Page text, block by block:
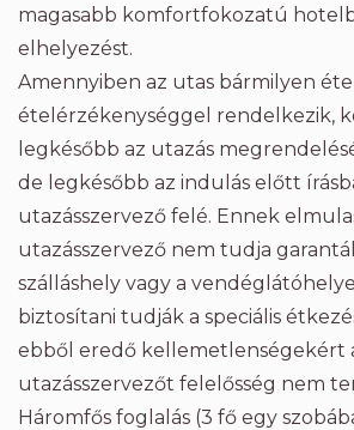
magasabb komfortfokozatú
elhelyezést.
Amennyiben az utas bármilyen
ételérzékenységgel rendelkezik,
legkésőbb az utazás
de legkésőbb az indulás előtt
utazásszervező felé. Ennek
utazásszervező nem tudja
szálláshely vagy a
biztosítani tudják a speciális
ebből eredő kellemetlenségekért
utazásszervezőt felelősség nem
Háromfős foglalás (3 fő egy